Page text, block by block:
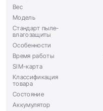
Вес
Модель
Стандарт пыле-
влагозащиты
Особенности
Время работы
SIM-карта
Классификация
товара
Состояние
Аккумулятор